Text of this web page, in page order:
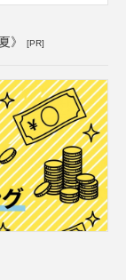
》 [PR]